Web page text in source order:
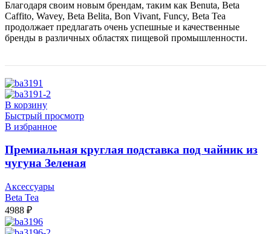
Благодаря своим новым брендам, таким как Benuta, Beta
Caffito, Wavey, Beta Belita, Bon Vivant, Funcy, Beta Tea
продолжает предлагать очень успешные и качественные
бренды в различных областях пищевой промышленности.
В корзину
Быстрый просмотр
В избранное
Премиальная круглая подставка под чайник из
чугуна Зеленая
Аксессуары
Beta Tea
4988 ₽